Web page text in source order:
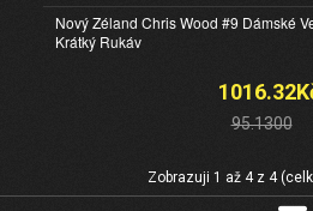
Nový Zéland Chris Wood #9 Dámské
Krátký Rukáv
95.1300
Zobrazuji 1 až 4 z 4